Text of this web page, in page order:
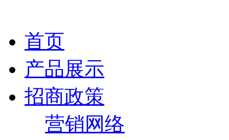
首页
产品展示
招商政策
营销网络